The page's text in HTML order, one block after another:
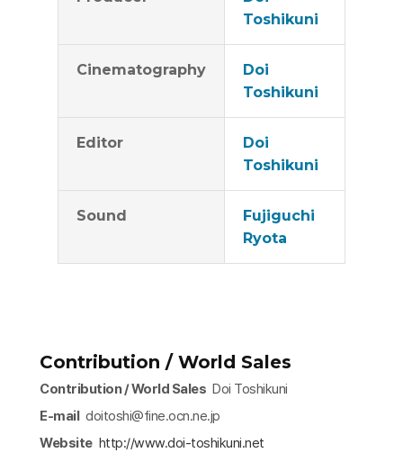
Toshikuni
Cinematography
Doi
Toshikuni
Editor
Doi
Toshikuni
Sound
Fujiguchi
Ryota
Contribution / World Sales
Contribution / World Sales Doi Toshikuni
E-maildoitoshi@fine.ocn.ne.jp
Website http://www.doi-toshikuni.net​